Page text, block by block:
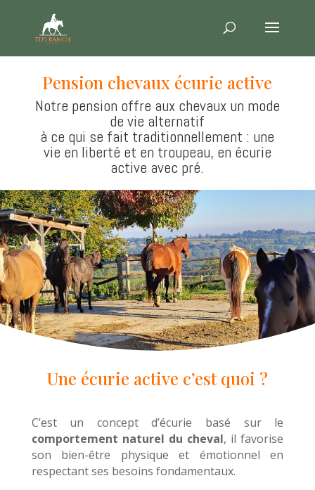
Pension chevaux écurie active
Notre pension offre aux chevaux un mode
de vie alternatif
à ce qui se fait traditionnellement : une
vie en liberté et en troupeau, en écurie
active avec pré.
Une écurie active c’est quoi ?
C’est un concept d’écurie basé sur le
comportement naturel du cheval, il favorise
son bien-être physique et émotionnel en
respectant ses besoins fondamentaux.